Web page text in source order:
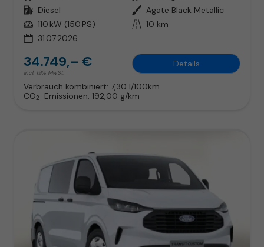
Kraftstoff Diesel Außenfarbe Agate Black Metallic
Leistung 110 kW (150 PS) Kilometerstand 10 km
31.07.2026
34.749,– €
incl. 19% MwSt.
Details
Verbrauch kombiniert: 7,30 l/100km
CO2-Emissionen: 192,00 g/km